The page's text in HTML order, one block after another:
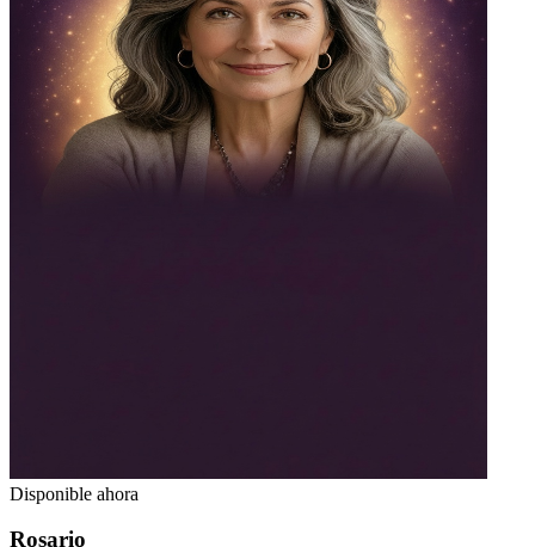
Disponible ahora
Rosario